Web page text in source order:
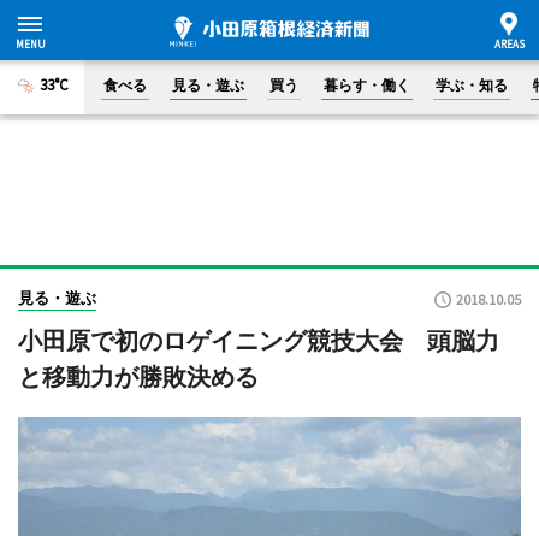
33°C 食べる 見る・遊ぶ 買う 暮らす・働く 学ぶ・知る
見る・遊ぶ 2018.10.05
小田原で初のロゲイニング競技大会 頭脳力
と移動力が勝敗決める